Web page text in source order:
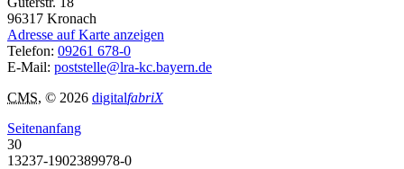
96317 Kronach
Adresse auf Karte anzeigen
Telefon: 09261 678-0
E-Mail: poststelle@lra-kc.bayern.de
CMS, © 2026 digitalfabriX
Seitenanfang
30
13237-1902389978-0